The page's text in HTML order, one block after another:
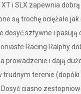
i SLX zapewnia dobrą
są trochę ociężałe jak
dosyć sztywne i pasują
Racing Ralphy
prowadzenie i dają
trudnym terenie (dopóki
Dosyć ciasno